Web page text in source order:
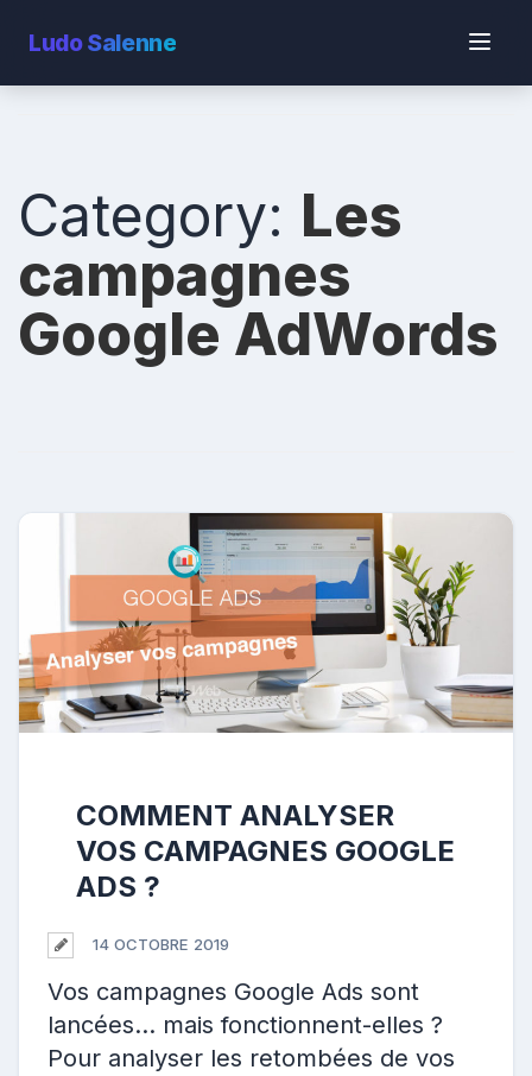
LudoSalenne
Category: Les
campagnes
Google AdWords
COMMENT ANALYSER
VOS CAMPAGNES GOOGLE
ADS ?
14 OCTOBRE 2019
Vos campagnes Google Ads sont
lancées… mais fonctionnent-elles ?
Pour analyser les retombées de vos